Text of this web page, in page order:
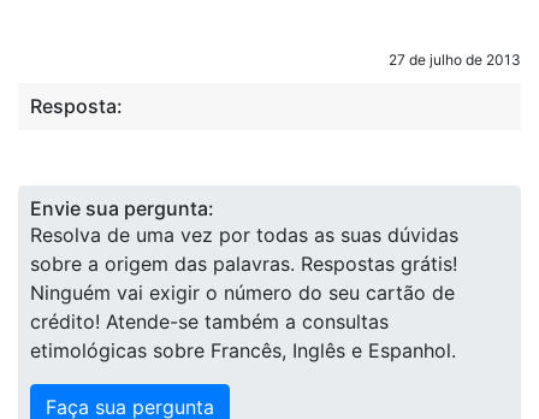
27 de julho de 2013
Resposta:
Envie sua pergunta:
Resolva de uma vez por todas as suas dúvidas
sobre a origem das palavras. Respostas grátis!
Ninguém vai exigir o número do seu cartão de
crédito! Atende-se também a consultas
etimológicas sobre Francês, Inglês e Espanhol.
Faça sua pergunta